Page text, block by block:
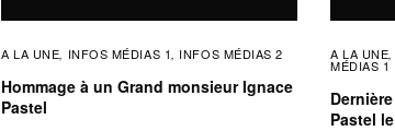
A LA UNE, INFOS MÉDIAS 1, INFOS MÉDIAS 2
Hommage à un Grand monsieur Ignace
Pastel
A LA UNE,
MÉDIAS 1
Pastel